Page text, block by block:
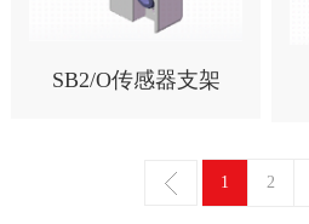
SB2/O传感器支架
1 2